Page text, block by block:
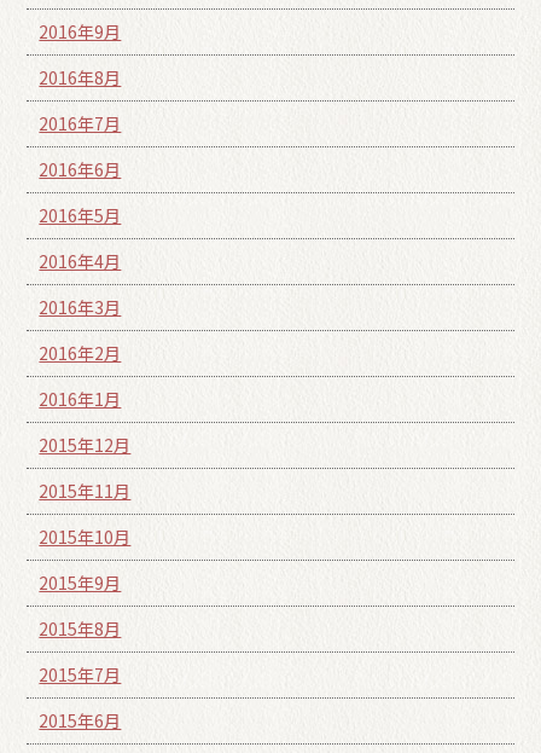
2016年9月
2016年8月
2016年7月
2016年6月
2016年5月
2016年4月
2016年3月
2016年2月
2016年1月
2015年12月
2015年11月
2015年10月
2015年9月
2015年8月
2015年7月
2015年6月